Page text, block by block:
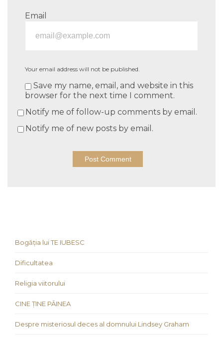
Email
Your email address will not be published.
Save my name, email, and website in this
browser for the next time I comment.
Notify me of follow-up comments by email.
Notify me of new posts by email.
Bogăția lui TE IUBESC
Dificultatea
Religia viitorului
CINE ȚINE PÂINEA
Despre misteriosul deces al domnului Lindsey Graham